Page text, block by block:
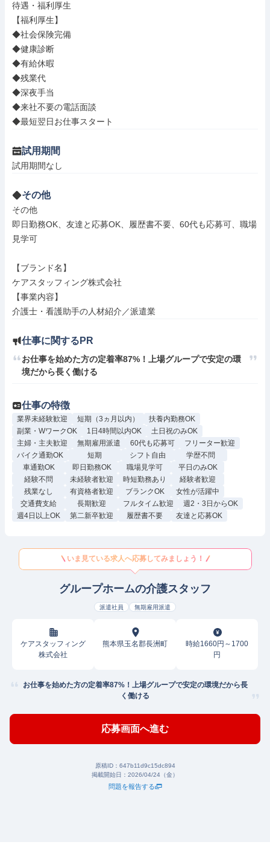
待遇・福利厚生
【福利厚生】
◆社会保険完備
◆健康診断
◆有給休暇
◆残業代
◆深夜手当
◆来社不要の電話面談
◆最短翌日お仕事スタート
試用期間
試用期間なし
その他
その他
即日勤務OK、友達と応募OK、履歴書不要、60代も応募可、職場
見学可
【ブランド名】
ケアスタッフィング株式会社
【事業内容】
介護士・看護助手の人材紹介／派遣業
仕事に関するPR
お仕事を始めた方の定着率87%！上場グループで安定の環
境だから長く働ける
仕事の特徴
業界未経験歓迎 短期（3ヵ月以内）
扶養内勤務OK
副業・WワークOK
1日4時間以内OK
土日祝のみOK
主婦・主夫歓迎
無期雇用派遣 60代も応募可
フリーター歓迎
バイク通勤OK
短期 シフト自由
学歴不問
車通勤OK
即日勤務OK 職場見学可
平日のみOK
経験不問
未経験者歓迎 時短勤務あり
経験者歓迎
残業なし
有資格者歓迎 ブランクOK
女性が活躍中
交通費支給
長期歓迎 フルタイム歓迎
週2・3日からOK
週4日以上OK
第二新卒歓迎 履歴書不要 友達と応募OK
いま見ている求人へ応募してみましょう！
グループホームの介護スタッフ
派遣社員 無期雇用派遣
ケアスタッフィング
株式会社
熊本県玉名郡長洲町
時給1660円～1700
円
お仕事を始めた方の定着率87%！上場グループで安定の環境だから長
く働ける
応募画面へ進む
原稿ID： 647b11d9c15dc894
掲載開始日： 2026/04/24（金）
問題を報告する